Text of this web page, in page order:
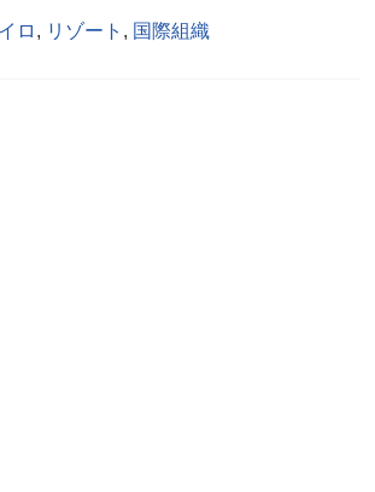
ロ , リゾート , 国際組織